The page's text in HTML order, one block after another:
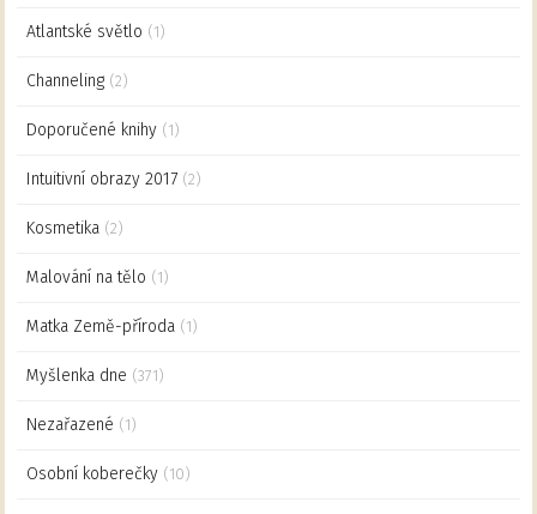
Atlantské světlo (1)
Channeling (2)
Doporučené knihy (1)
Intuitivní obrazy 2017 (2)
Kosmetika (2)
Malování na tělo (1)
Matka Země-příroda (1)
Myšlenka dne (371)
Nezařazené (1)
Osobní koberečky (10)